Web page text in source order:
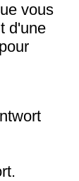
vous
d'une